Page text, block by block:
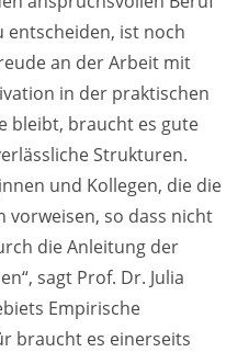
entscheiden, ist noch
an der Arbeit mit
in der praktischen
bleibt, braucht es gute
Strukturen.
und Kollegen, die die
vorweisen, so dass nicht
die Anleitung der
sagt Prof. Dr. Julia
Empirische
braucht es einerseits